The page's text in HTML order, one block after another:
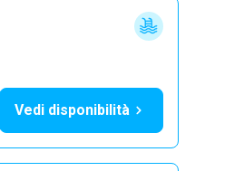
Vedi disponibilità